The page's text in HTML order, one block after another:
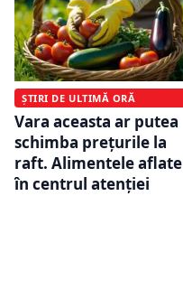
ȘTIRI DE ULTIMĂ ORĂ
Vara aceasta ar putea
schimba prețurile la
raft. Alimentele aflate
în centrul atenției